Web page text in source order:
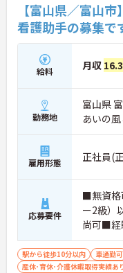
【富山県／富山
看護助手の募集で
給料 月収
勤務地
富山県
あいの
雇用形態 正社員(
応募要件
■無資格
ー2級）
尚可■経
駅から徒歩10分以内 車通勤可
産休･育休･介護休暇取得実績あ